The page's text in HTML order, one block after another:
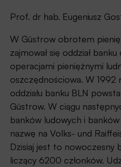
Prof. dr hab. Eugeniusz
W Güstrow obrotem
zajmował się oddział
operacjami pieniężnymi
oszczędnościowa. W 1992
oddziału banku BLN
Güstrow. W ciągu
banków ludowych i banków
nazwę na Volks- und
Dzisiaj jest to nowoczesny
liczący 6200 członków.